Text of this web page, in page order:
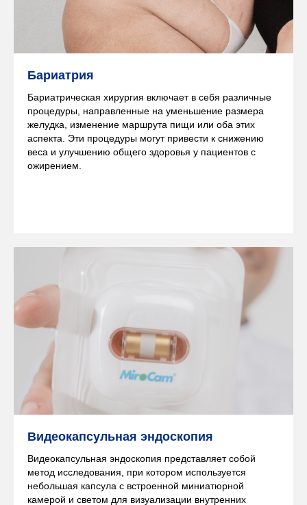
Бариатрия
Бариатрическая хирургия включает в себя различные
процедуры, направленные на уменьшение размера
желудка, изменение маршрута пищи или оба этих
аспекта. Эти процедуры могут привести к снижению
веса и улучшению общего здоровья у пациентов с
ожирением.
Видеокапсульная эндоскопия
Видеокапсульная эндоскопия представляет собой
метод исследования, при котором используется
небольшая капсула с встроенной миниатюрной
камерой и светом для визуализации внутренних
Республика Казахстан, город
Алматы, ул. Богенбай Батыра
гастроэнтерологии,
гепатологии и метаболизма»